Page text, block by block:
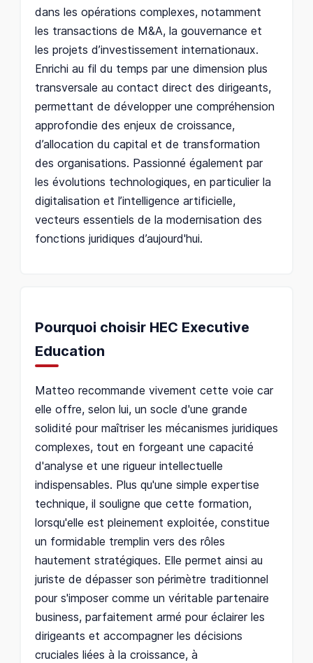
dans les opérations complexes, notamment
les transactions de M&A, la gouvernance et
les projets d’investissement internationaux.
Enrichi au fil du temps par une dimension plus
transversale au contact direct des dirigeants,
permettant de développer une compréhension
approfondie des enjeux de croissance,
d’allocation du capital et de transformation
des organisations. Passionné également par
les évolutions technologiques, en particulier la
digitalisation et l’intelligence artificielle,
vecteurs essentiels de la modernisation des
fonctions juridiques d’aujourd'hui.
Pourquoi choisir HEC Executive
Education
Matteo recommande vivement cette voie car
elle offre, selon lui, un socle d'une grande
solidité pour maîtriser les mécanismes juridiques
complexes, tout en forgeant une capacité
d'analyse et une rigueur intellectuelle
indispensables. Plus qu'une simple expertise
technique, il souligne que cette formation,
lorsqu'elle est pleinement exploitée, constitue
un formidable tremplin vers des rôles
hautement stratégiques. Elle permet ainsi au
juriste de dépasser son périmètre traditionnel
pour s'imposer comme un véritable partenaire
business, parfaitement armé pour éclairer les
dirigeants et accompagner les décisions
cruciales liées à la croissance, à